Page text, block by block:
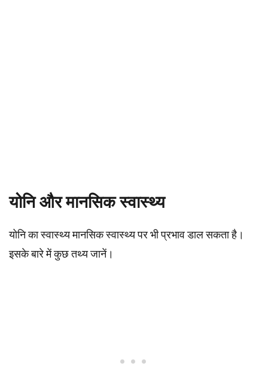
योनि और मानसिक स्वास्थ्य
योनि का स्वास्थ्य मानसिक स्वास्थ्य पर भी प्रभाव डाल सकता है।
इसके बारे में कुछ तथ्य जानें।